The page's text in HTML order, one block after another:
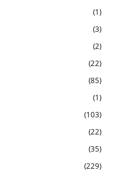
1
3
2
22
85
1
103
22
35
229